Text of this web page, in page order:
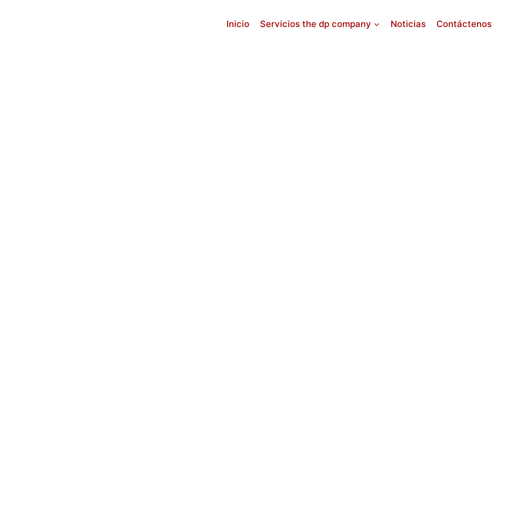
Inicio Servicios the dp company Noticias Contáctenos